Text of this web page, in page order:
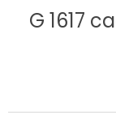
G 1617